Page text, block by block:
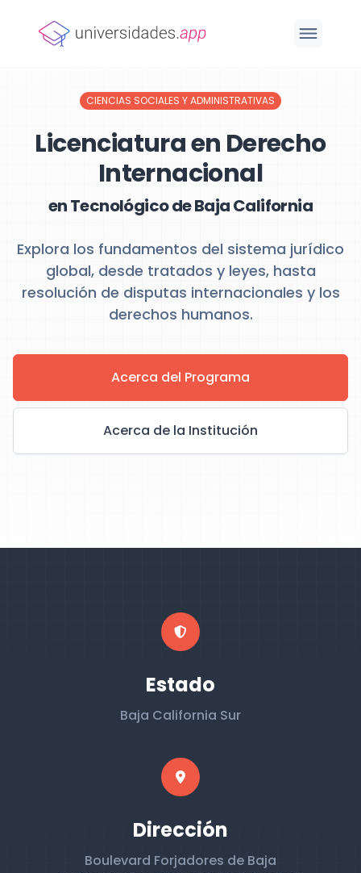
CIENCIAS SOCIALES Y ADMINISTRATIVAS
Licenciatura en Derecho
Internacional
en Tecnológico de Baja California
Explora los fundamentos del sistema jurídico
global, desde tratados y leyes, hasta
resolución de disputas internacionales y los
derechos humanos.
Acerca del Programa
Acerca de la Institución
Estado
Baja California Sur
Dirección
Boulevard Forjadores de Baja